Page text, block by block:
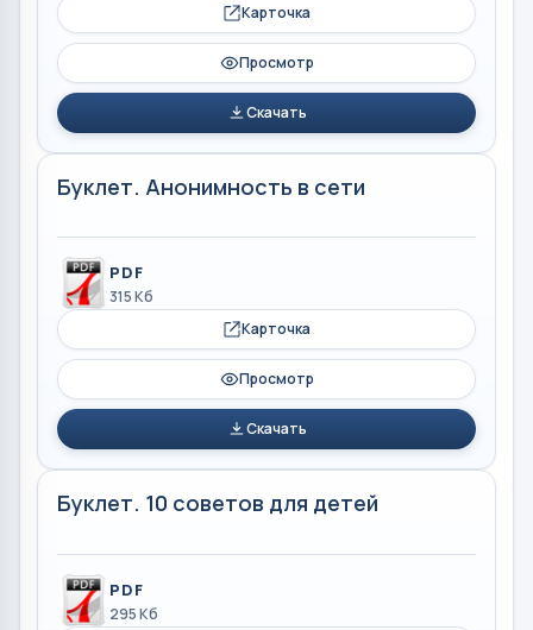
Карточка
Просмотр
Скачать
Буклет. Анонимность в сети
PDF
315 Кб
Карточка
Просмотр
Скачать
Буклет. 10 советов для детей
PDF
295 Кб